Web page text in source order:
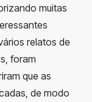
muitas
relatos de
foram
que as
de modo